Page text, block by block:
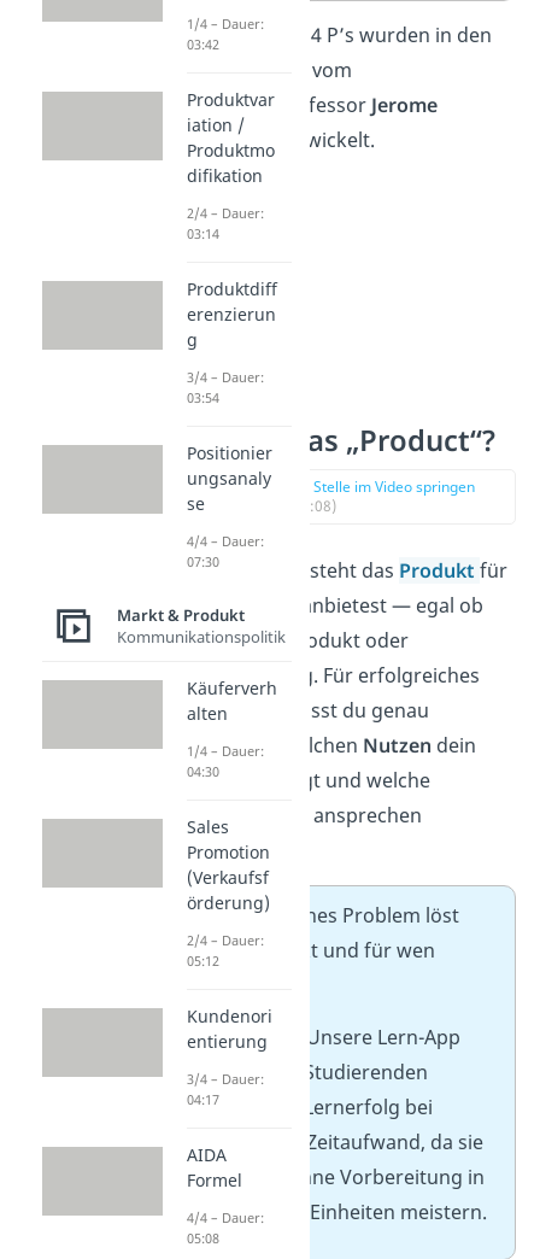
Übrigens:
Die 4 P’s wurden in den
1960er Jahren vom
MarketingprofessorJerome
McCarthy
entwickelt.
Was ist das „Product“?
zur Stelle im Video springen
(01:08)
Im Marketing steht das Produkt für
alles, was du anbietest — egal ob
physisches Produkt oder
Dienstleistung. Für erfolgreiches
Marketing musst du genau
verstehen, welchen Nutzen dein
Angebot bringt und welche
Zielperson
du ansprechen
möchtest.
Frage:Welches Problem löst
dein Produkt und für wen
➡️ Beispiel:
Unsere Lern-App
ermöglicht Studierenden
maximalen Lernerfolg bei
minimalem Zeitaufwand, da sie
den Stoff ohne Vorbereitung in
15-Minuten-Einheiten meistern.
1/4 – Dauer:
03:42
Produktvar
iation /
Produktmo
difikation
2/4 – Dauer:
03:14
Produktdiff
erenzierun
g
3/4 – Dauer:
03:54
Positionier
ungsanaly
se
4/4 – Dauer:
07:30
Markt & Produkt
Kommunikationspolitik
Käuferverh
alten
1/4 – Dauer:
04:30
Sales
Promotion
(Verkaufsf
örderung)
2/4 – Dauer:
05:12
Kundenori
entierung
3/4 – Dauer:
04:17
AIDA
Formel
4/4 – Dauer:
05:08